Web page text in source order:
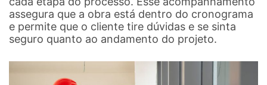
assegura que a obra está dentro do cronograma
e permite que o cliente tire dúvidas e se sinta
seguro quanto ao andamento do projeto.